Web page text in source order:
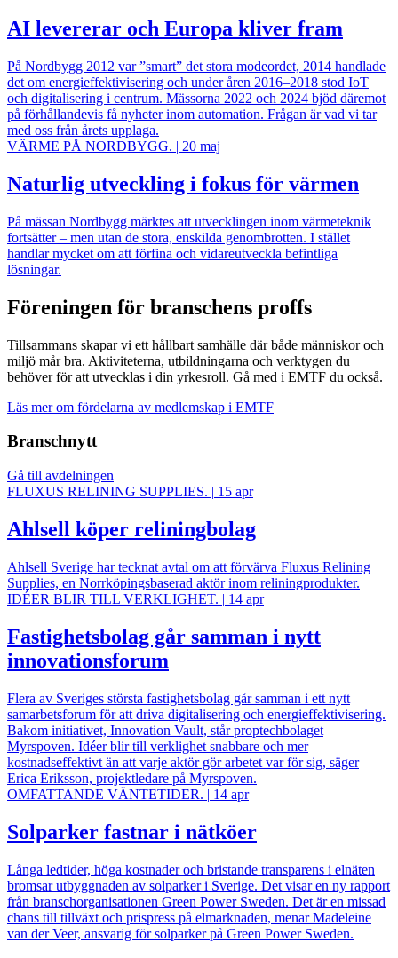
AI levererar och Europa kliver fram
På Nordbygg 2012 var ”smart” det stora modeordet, 2014 handlade
det om energieffektivisering och under åren 2016–2018 stod IoT
och digitalisering i centrum. Mässorna 2022 och 2024 bjöd däremot
på förhållandevis få nyheter inom automation. Frågan är vad vi tar
med oss från årets upplaga.
VÄRME PÅ NORDBYGG. | 20 maj
Naturlig utveckling i fokus för värmen
På mässan Nordbygg märktes att utvecklingen inom värmeteknik
fortsätter – men utan de stora, enskilda genombrotten. I stället
handlar mycket om att förfina och vidareutveckla befintliga
lösningar.
Föreningen för branschens proffs
Tillsammans skapar vi ett hållbart samhälle där både människor och
miljö mår bra. Aktiviteterna, utbildningarna och verktygen du
behöver för att utvecklas i din yrkesroll. Gå med i EMTF du också.
Läs mer om fördelarna av medlemskap i EMTF
Branschnytt
Gå till avdelningen
FLUXUS RELINING SUPPLIES. | 15 apr
Ahlsell köper reliningbolag
Ahlsell Sverige har tecknat avtal om att förvärva Fluxus Relining
Supplies, en Norrköpingsbaserad aktör inom reliningprodukter.
IDÉER BLIR TILL VERKLIGHET. | 14 apr
Fastighetsbolag går samman i nytt
innovationsforum
Flera av Sveriges största fastighetsbolag går samman i ett nytt
samarbetsforum för att driva digitalisering och energieffektivisering.
Bakom initiativet, Innovation Vault, står proptechbolaget
Myrspoven. Idéer blir till verklighet snabbare och mer
kostnadseffektivt än att varje aktör gör arbetet var för sig, säger
Erica Eriksson, projektledare på Myrspoven.
OMFATTANDE VÄNTETIDER. | 14 apr
Solparker fastnar i nätköer
Långa ledtider, höga kostnader och bristande transparens i elnäten
bromsar utbyggnaden av solparker i Sverige. Det visar en ny rapport
från branschorganisationen Green Power Sweden. Det är en missad
chans till tillväxt och prispress på elmarknaden, menar Madeleine
van der Veer, ansvarig för solparker på Green Power Sweden.